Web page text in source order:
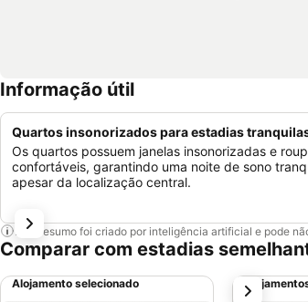
Informação útil
Quartos insonorizados para estadias
Os quartos possuem janelas insonorizadas e
confortáveis, garantindo uma noite de sono
apesar da localização central.
Este resumo foi criado por inteligência artificial e pode
Comparar com estadias
Alojamento selecionado próximo